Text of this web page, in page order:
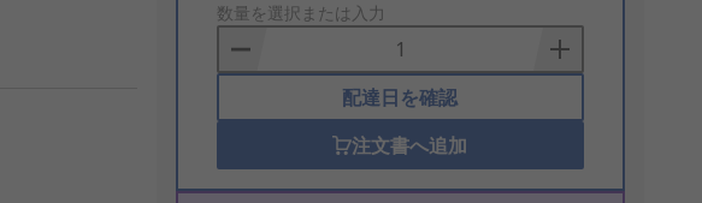
to
Basket
数量を選択または入力
配達日を確認
注文書へ追加